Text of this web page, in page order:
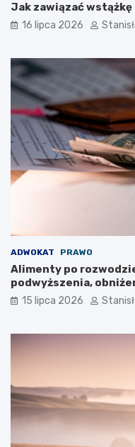
Jak zawiązać
16 lipca 2026
ADWOKAT PRAWO
Alimenty po
podwyższenia,
płatności?
15 lipca 2026